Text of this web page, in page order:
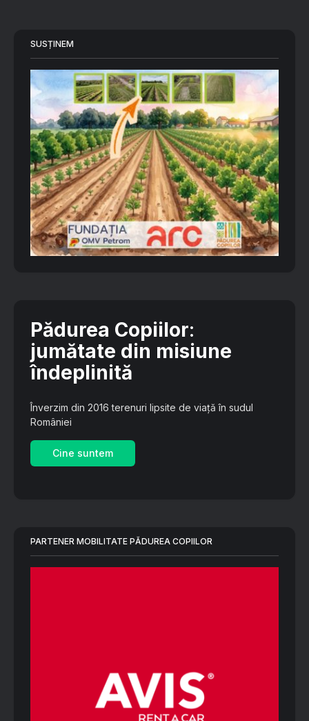
SUSȚINEM
Pădurea Copiilor:
jumătate din misiune
îndeplinită
Înverzim din 2016 terenuri lipsite de viață în sudul
României
Cine suntem
PARTENER MOBILITATE PĂDUREA COPIILOR